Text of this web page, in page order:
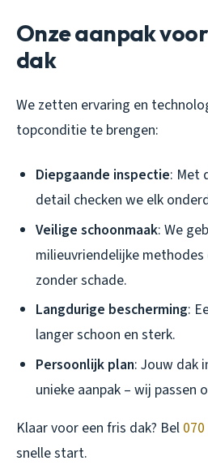
Onze aanpak
dak
We zetten ervaring en
topconditie te brengen:
Diepgaande inspectie: Met
detail checken we elk
Veilige schoonmaak: We
milieuvriendelijke
zonder schade.
Langdurige bescherming:
langer schoon en sterk.
Persoonlijk plan: Jouw dak
unieke aanpak – wij passen
Klaar voor een fris dak? Bel
snelle start.